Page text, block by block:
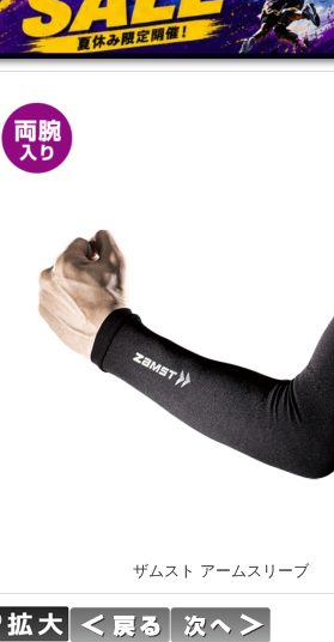
ザムスト アームスリーブ